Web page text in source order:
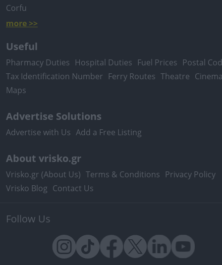
Corfu
more >>
Useful
Pharmacy Duties Hospital Duties Fuel Prices Postal
Tax Identification Number Ferry Routes Theatre
Maps
Advertise Solutions
Advertise with Us Add a Free Listing
About vrisko.gr
Vrisko.gr (About Us) Terms & Conditions Privacy Policy
Vrisko Blog Contact Us
Follow Us